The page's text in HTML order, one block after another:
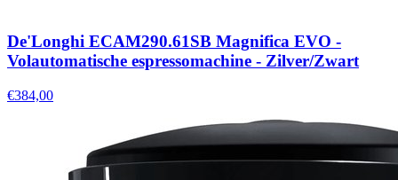
De'Longhi ECAM290.61SB Magnifica EVO -
Volautomatische espressomachine - Zilver/Zwart
€384,00